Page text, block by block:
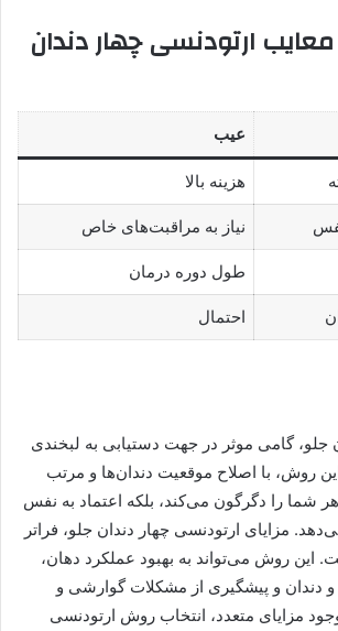
ارتودنسی چهار دندان
عیب
هزینه بالا
نیاز به مراقبت‌های خاص
طول دوره درمان
احتمال
جلو، گامی موثر در جهت دستیابی به لبخندی
روش، با اصلاح موقعیت دندان‌ها و مرتب
شما را دگرگون می‌کند، بلکه اعتماد به نفس
مزایای ارتودنسی چهار دندان جلو، فراتر
این روش می‌تواند به بهبود عملکرد دهان،
دندان و پیشگیری از مشکلات گوارشی و
مزایای متعدد، انتخاب روش ارتودنسی